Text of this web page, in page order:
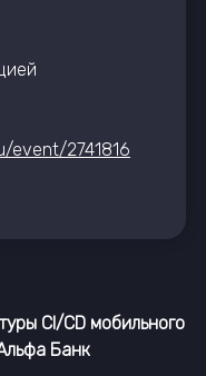
event/2741816
CI/CD мобильного
Банк